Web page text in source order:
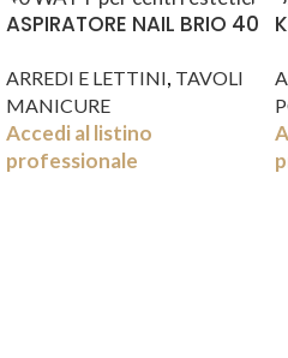
ASPIRATORE NAIL BRIO 40
ARREDI E LETTINI, TAVOLI
MANICURE
Accedi al listino
professionale